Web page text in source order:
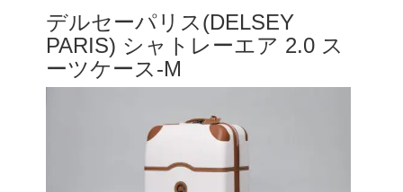
デルセーパリス(DELSEY
PARIS) シャトレーエア 2.0 ス
ーツケース-M